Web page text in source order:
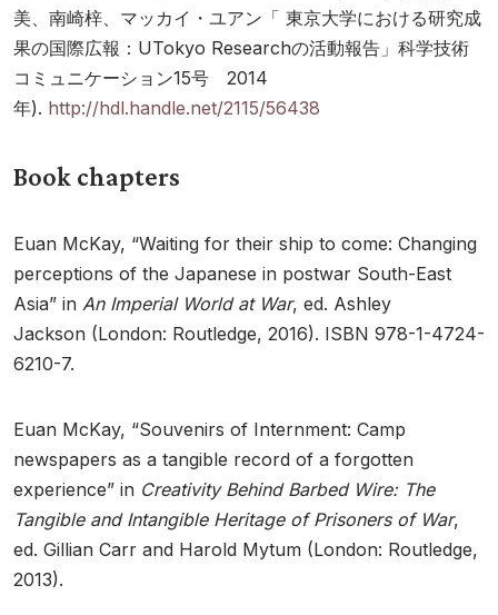
美、南崎梓、マッカイ・ユアン「 東京大学における研究成
果の国際広報：UTokyo Researchの活動報告」科学技術
コミュニケーション15号 2014
年). http://hdl.handle.net/2115/56438
Book chapters
Euan McKay, “Waiting for their ship to come: Changing
perceptions of the Japanese in postwar South-East
Asia” in An Imperial World at War, ed. Ashley
Jackson (London: Routledge, 2016). ISBN 978-1-4724-
6210-7.
Euan McKay, “Souvenirs of Internment: Camp
newspapers as a tangible record of a forgotten
experience” in Creativity Behind Barbed Wire: The
Tangible and Intangible Heritage of Prisoners of War,
ed. Gillian Carr and Harold Mytum (London: Routledge,
2013).